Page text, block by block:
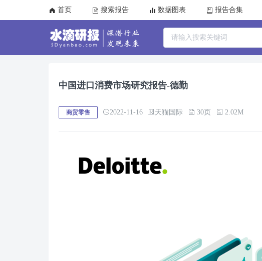
首页 搜索报告 数据图表 报告合集
中国进口消费市场研究报告-德勤
商贸零售 2022-11-16 天猫国际 30页 2.02M